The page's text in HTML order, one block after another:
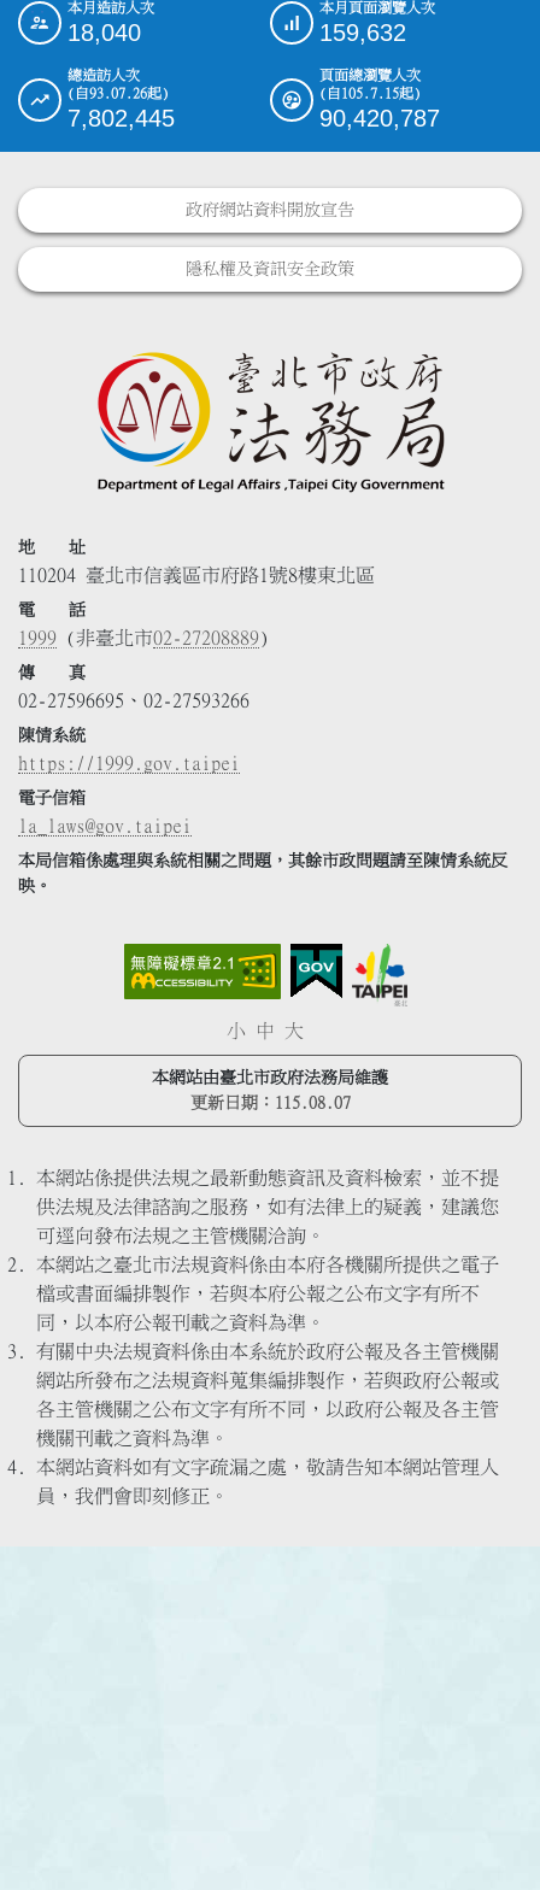
::: 本月造訪人次
18,040
本月頁面瀏覽人次
159,632
總造訪人次
(自93.07.26起)
7,802,445
頁面總瀏覽人次
(自105.7.15起)
90,420,787
政府網站資料開放宣告
隱私權及資訊安全政策
地 址
110204 臺北市信義區市府路1號8樓東北區
電 話
1999 (非臺北市02-27208889)
傳 真
02-27596695、02-27593266
陳情系統
https://1999.gov.taipei
電子信箱
la_laws@gov.taipei
本局信箱係處理與系統相關之問題，其餘市政問題請至陳情系統反
映。
小 中 大
本網站由臺北市政府法務局維護
更新日期： 115.08.07
本網站係提供法規之最新動態資訊及資料檢索，並不提
供法規及法律諮詢之服務，如有法律上的疑義，建議您
可逕向發布法規之主管機關洽詢。
本網站之臺北市法規資料係由本府各機關所提供之電子
檔或書面編排製作，若與本府公報之公布文字有所不
同，以本府公報刊載之資料為準。
有關中央法規資料係由本系統於政府公報及各主管機關
網站所發布之法規資料蒐集編排製作，若與政府公報或
各主管機關之公布文字有所不同，以政府公報及各主管
機關刊載之資料為準。
本網站資料如有文字疏漏之處，敬請告知本網站管理人
員，我們會即刻修正。